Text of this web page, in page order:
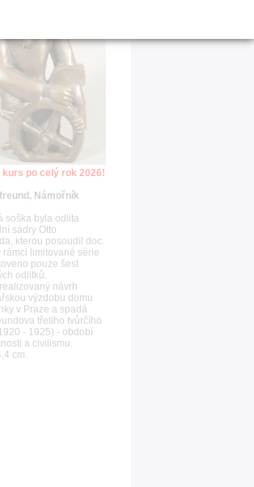
po celý rok 2026!
Námořník
soška byla odlita
sádry Otto
kterou posoudil doc.
rámci limitované série
pouze šest
odlitků.
návrh
výzdobu domu
v Praze a spadá
třetího tvůrčího
- 1925) - období
a civilismu.
cm.